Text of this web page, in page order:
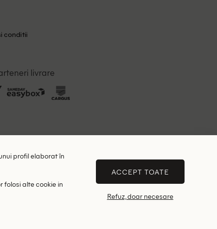
conditii
livrare
profil elaborat în
folosi alte cookie in
ACCEPT TOATE
Refuz, doar necesare